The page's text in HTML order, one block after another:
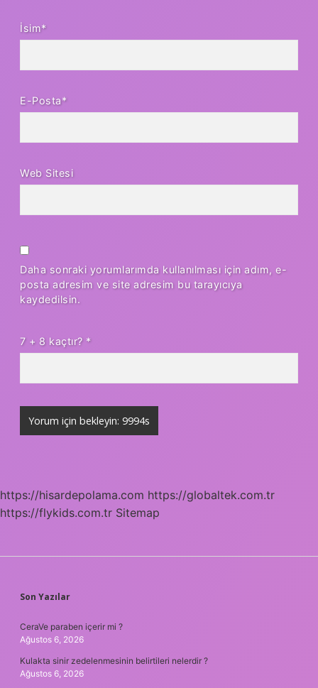
İsim*
E-Posta*
Web Sitesi
Daha sonraki yorumlarımda kullanılması için adım, e-
posta adresim ve site adresim bu tarayıcıya
kaydedilsin.
7 + 8 kaçtır? *
https://hisardepolama.com https://globaltek.com.tr
https://flykids.com.tr Sitemap
SIDEBAR
Son Yazılar
CeraVe paraben içerir mi ?
Ağustos 6, 2026
Kulakta sinir zedelenmesinin belirtileri nelerdir ?
Ağustos 6, 2026